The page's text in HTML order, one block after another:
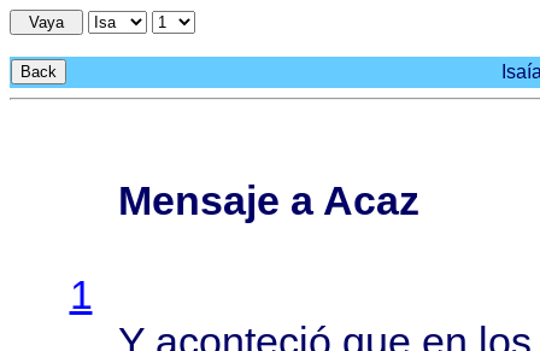
Vaya
Back
Mensaje a Acaz
1
Y aconteció que en